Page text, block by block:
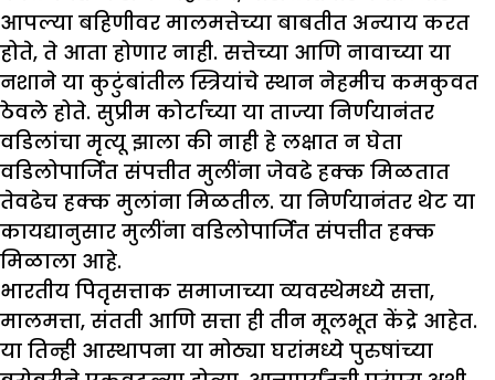
आपल्या बहिणीवर मालमत्तेच्या बाबतीत अन्याय करत
होते, ते आता होणार नाही. सत्तेच्या आणि नावाच्या या
नशाने या कुटुंबांतील स्त्रियांचे स्थान नेहमीच कमकुवत
ठेवले होते. सुप्रीम कोर्टाच्या या ताज्या निर्णयानंतर
वडिलांचा मृत्यू झाला की नाही हे लक्षात न घेता
वडिलोपार्जित संपत्तीत मुलींना जेवढे हक्क मिळतात
तेवढेच हक्क मुलांना मिळतील. या निर्णयानंतर थेट या
कायद्यानुसार मुलींना वडिलोपार्जित संपत्तीत हक्क
मिळाला आहे.
भारतीय पितृसत्ताक समाजाच्या व्यवस्थेमध्ये सत्ता,
मालमत्ता, संतती आणि सत्ता ही तीन मूलभूत केंद्रे आहेत.
या तिन्ही आस्थापना या मोठ्या घरांमध्ये पुरुषांच्या